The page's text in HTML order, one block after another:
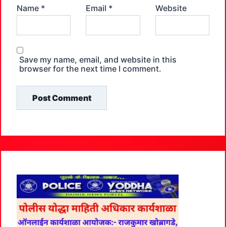
Name * Email * Website
Save my name, email, and website in this
browser for the next time I comment.